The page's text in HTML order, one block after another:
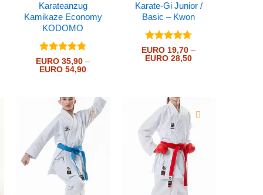
Karateanzug
Kamikaze Economy
KODOMO
Bewertet
mit4.79
EURO 35,90 –
EURO 54,90Preisspanne:
Karate-Gi Junior /
Basic – Kwon
Bewertet
mit4.73
EURO 19,70 –
EURO 28,50Preisspanne: